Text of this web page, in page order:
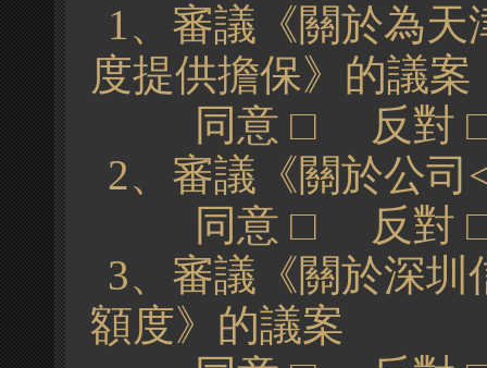
1、審議《關於為
度提供擔保》的議案
同意 □ 反對
2、 審議《關於公司
同意 □ 反對
3、 審議《關於深圳
額度》的議案